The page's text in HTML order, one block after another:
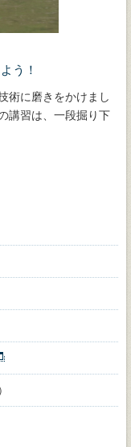
う！
術に磨きをかけまし
講習は、一段掘り下